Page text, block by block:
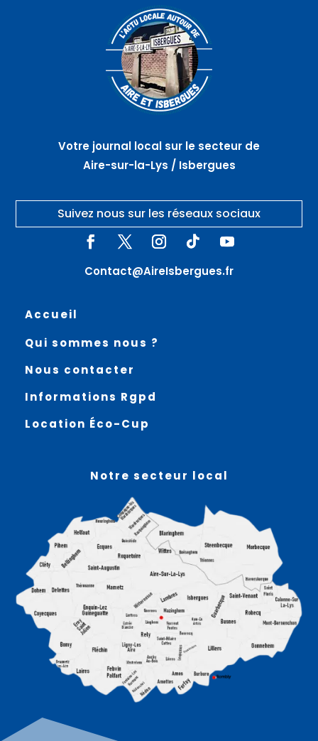
Votre journal local sur le secteur de
Aire-sur-la-Lys / Isbergues
Suivez nous sur les réseaux sociaux
Contact@AireIsbergues.fr
Accueil
Qui sommes nous ?
Nous contacter
Informations Rgpd
Location Éco-Cup
Notre secteur local